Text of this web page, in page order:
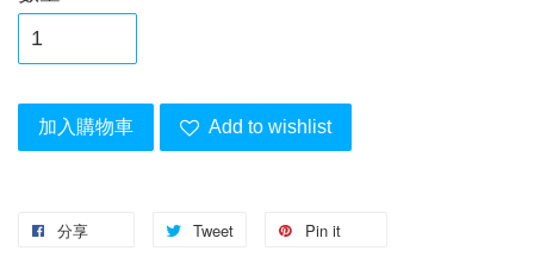
加入購物車 Add to wishlist
分享 Tweet Pin it